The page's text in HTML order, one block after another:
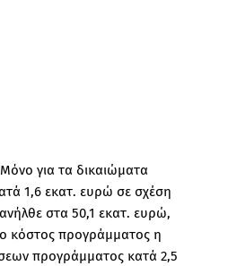
για τα δικαιώματα
1,6 εκατ. ευρώ σε σχέση
στα 50,1 εκατ. ευρώ,
κόστος προγράμματος η
προγράμματος κατά 2,5